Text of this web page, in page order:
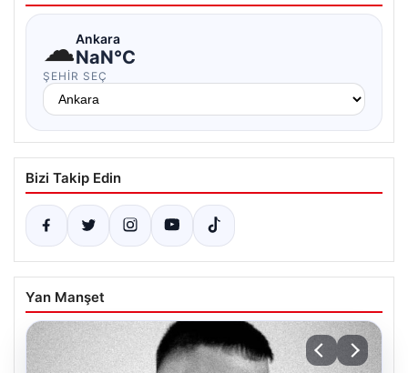
☁Ankara
NaN°C
ŞEHIR SEÇ
Bizi Takip Edin
Yan Manşet